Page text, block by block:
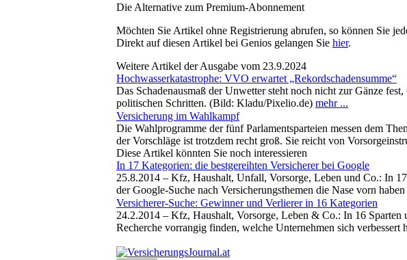
Die Alternative zum Premium-Abonnement
Möchten Sie Artikel ohne Registrierung abrufen, so können Sie
Direkt auf diesen Artikel bei Genios gelangen Sie hier.
Weitere Artikel der Ausgabe vom 23.9.2024
Hochwasserkatastrophe: VVO erwartet „Rekordschadensumme“
Das Schadenausmaß der Unwetter steht noch nicht zur Gänze
politischen Schritten. (Bild: Kladu/Pixelio.de) mehr ...
Versicherung im Wahlkampf
Die Wahlprogramme der fünf Parlamentsparteien messen dem
der Vorschläge ist trotzdem recht groß. Sie reicht von
Diese Artikel könnten Sie noch interessieren
In 17 Kategorien: die bestgereihten Versicherer bei Google
25.8.2014 – Kfz, Haushalt, Unfall, Vorsorge, Leben und Co.: In
der Google-Suche nach Versicherungsthemen die Nase vorn
Versicherer-Suche: Gewinner und Verlierer in 16 Kategorien
24.2.2014 – Kfz, Haushalt, Vorsorge, Leben & Co.: In 16 Sparten
Recherche vorrangig finden, welche Unternehmen sich